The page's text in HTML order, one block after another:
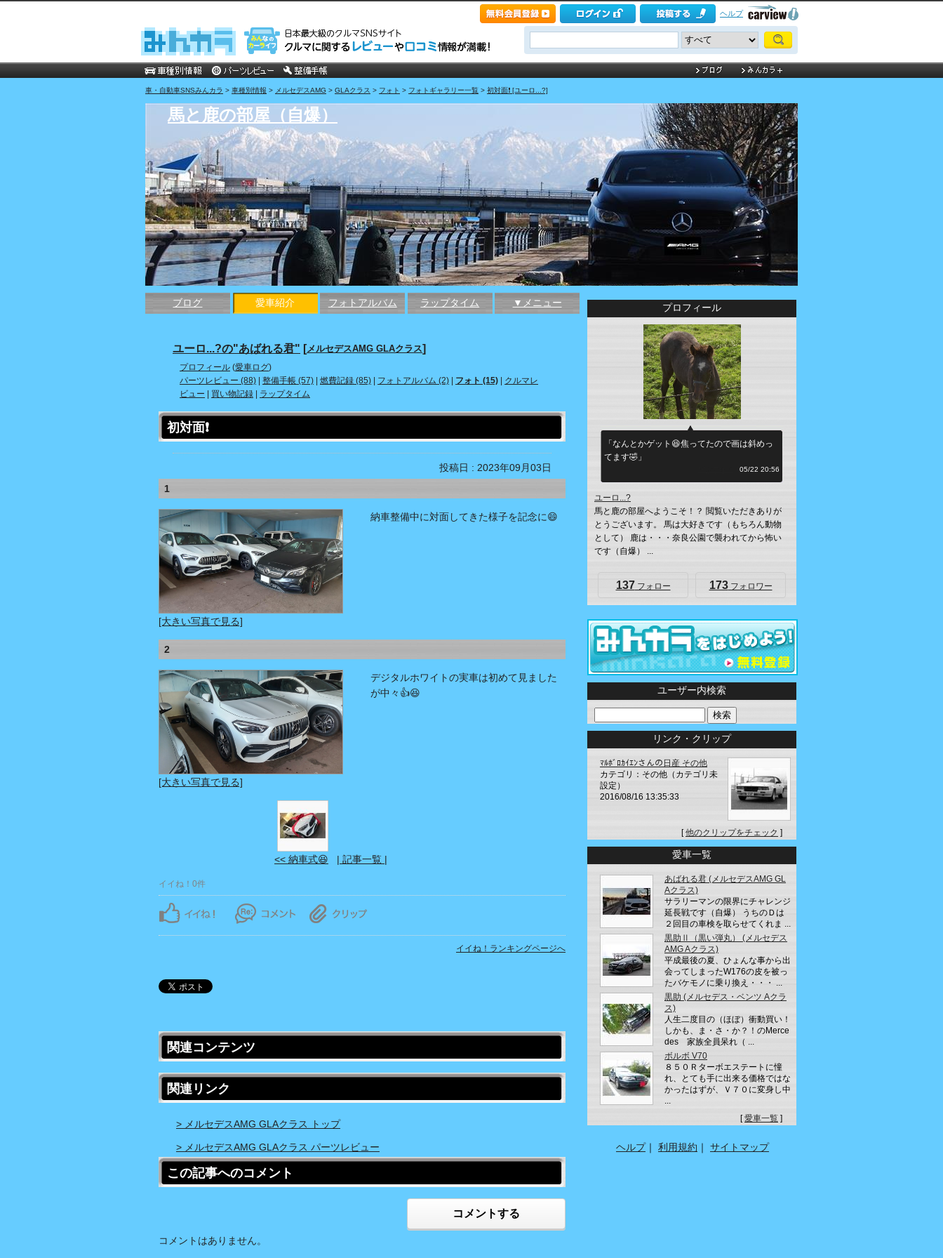
ヘルプ
車・自動車SNSみんカラ > 車種別情報 > メルセデスAMG > GLAクラス > フォト > フォトギャラリー一覧 > 初対面❗️ [ユーロ...?]
馬と鹿の部屋（自爆）
ブログ 愛車紹介 フォトアルバム ラップタイム ▼メニュー
ユーロ...?の"あばれる君" [メルセデスAMG GLAクラス]
プロフィール (愛車ログ)
パーツレビュー (88)
整備手帳 (57) 燃費記録 (85) フォトアルバム (2) フォト (15)
クルマレ
ビュー
買い物記録 ラップタイム
初対面❗️
投稿日 : 2023年09月03日
1
[大きい写真で見る]
納車整備中に対面してきた様子を記念に😄
2
[大きい写真で見る]
デジタルホワイトの実車は初めて見ました
が中々👍️😆
<< 納車式😆 | 記事一覧 |
イイね！0件
イイね！ランキングページへ
関連コンテンツ
関連リンク
> メルセデスAMG GLAクラス トップ
> メルセデスAMG GLAクラス パーツレビュー
この記事へのコメント
コメントする
コメントはありません。
プロフィール
「なんとかゲット😆焦ってたので画は斜めっ
てます🤣」
05/22 20:56
ユーロ...?
馬と鹿の部屋へようこそ！？ 閲覧いただきありが
とうございます。 馬は大好きです（もちろん動物
として） 鹿は・・・奈良公園で襲われてから怖い
です（自爆） ...
137 フォロー 173フォロワー
ユーザー内検索
リンク・クリップ
ﾏﾙﾎﾞﾛｶｲｴﾝさんの日産 その他
カテゴリ：その他（カテゴリ未
設定）
2016/08/16 13:35:33
[他のクリップをチェック ]
愛車一覧
あばれる君 (メルセデスAMG GL
Aクラス)
サラリーマンの限界にチャレンジ
延長戦です（自爆） うちのＤは
２回目の車検を取らせてくれま ...
黒助Ⅱ（黒い弾丸） (メルセデス
AMG Aクラス)
平成最後の夏、ひょんな事から出
会ってしまったW176の皮を被っ
たバケモノに乗り換え・・・ ...
黒助 (メルセデス・ベンツ Aクラ
ス)
人生二度目の（ほぼ）衝動買い！
しかも、ま・さ・か？！のMerce
des 家族全員呆れ（ ...
ボルボ V70
８５０Ｒターボエステートに憧
れ、とても手に出来る価格ではな
かったはずが、Ｖ７０に変身し中
...
[愛車一覧 ]
ヘルプ｜ 利用規約 ｜ サイトマップ